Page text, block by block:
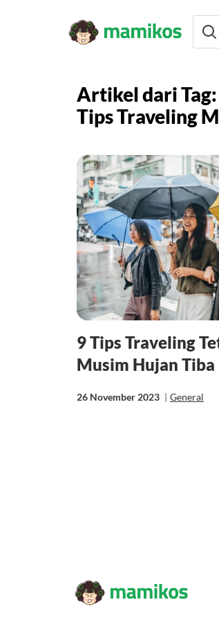
Artikel dari Tag:
Tips Traveling
9 Tips Traveling
Musim Hujan Tiba
26 November 2023 | General